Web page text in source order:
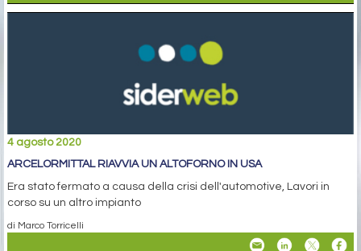
4 agosto 2020
ARCELORMITTAL RIAVVIA UN ALTOFORNO IN USA
Era stato fermato a causa della crisi dell'automotive, Lavori in
corso su un altro impianto
di Marco Torricelli